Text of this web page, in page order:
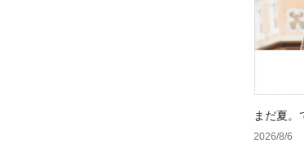
まだ夏。
2026/8/6